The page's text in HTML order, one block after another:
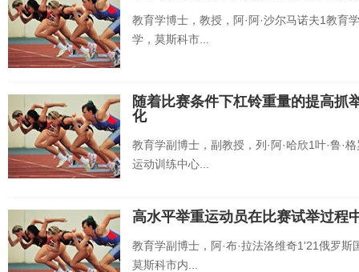
教育学博士，教授，阿·阿·沙尔马诺夫1教育
学，莫斯科市...
随着比赛条件下杠铃重量的提高抓
化
教育学副博士，副教授，列·阿·哈欣1叶·鲁·
运动训练中心...
高水平举重运动员在比赛试举过程
教育学副博士，阿·布·拉法洛维奇1'21俄罗
莫斯科市内...